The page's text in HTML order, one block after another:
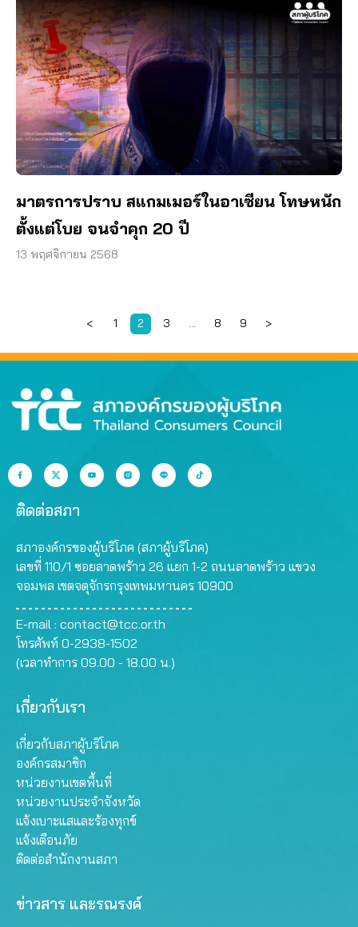
มาตรการปราบ สแกมเมอร์ในอาเซียน โทษหนัก
ตั้งแต่โบย จนจำคุก 20 ปี
13 พฤศจิกายน 2568
< 1 2 3 … 8 9 >
ติดต่อสภา
สภาองค์กรของผู้บริโภค (สภาผู้บริโภค)
เลขที่ 110/1 ซอยลาดพร้าว 26 แยก 1-2 ถนนลาดพร้าว แขวง
จอมพล เขตจตุจักรกรุงเทพมหานคร 10900
E-mail : contact@tcc.or.th
โทรศัพท์ 0-2938-1502
(เวลาทำการ 09.00 - 18.00 น.)
เกี่ยวกับเรา
เกี่ยวกับสภาผู้บริโภค
องค์กรสมาชิก
หน่วยงานเขตพื้นที่
หน่วยงานประจำจังหวัด
แจ้งเบาะแสและร้องทุกข์
แจ้งเตือนภัย
ติดต่อสำนักงานสภา
ข่าวสาร และรณรงค์